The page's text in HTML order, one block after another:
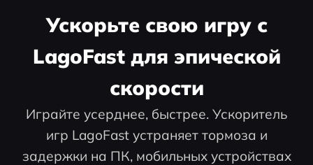
Ускорьте свою игру с
LagoFast для эпической
скорости
Играйте усерднее, быстрее. Ускоритель
игр LagoFast устраняет тормоза и
задержки на ПК, мобильных устройствах